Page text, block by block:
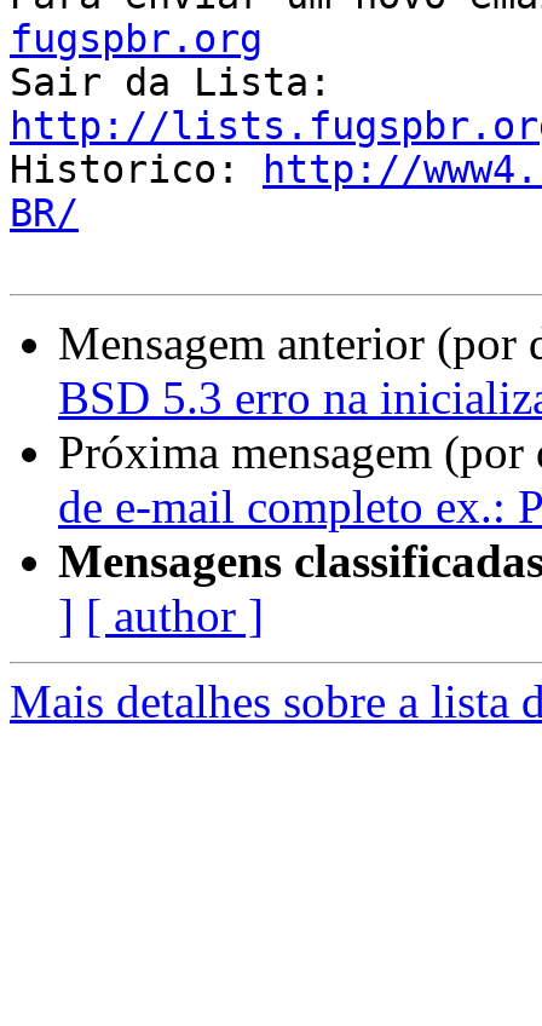
fugspbr.org
http://
Historico:
http://
BR/
Mensagem anterior (por
BSD 5.3 erro na
Próxima mensagem
de e-mail completo ex.:
Mensagens
] [ author ]
Mais detalhes sobre a lista